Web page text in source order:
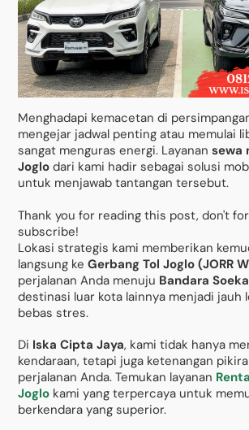
Menghadapi kemacetan di
mengejar jadwal penting atau memulai
sangat menguras energi. Layanansewa
Joglo dari kami hadir sebagai solusi
untuk menjawab tantangan tersebut.
Thank you for reading this post, don't
subscribe!
Lokasi strategis kami memberikan
langsung keGerbang Tol Joglo (JORR
perjalanan Anda menuju Bandara
destinasi luar kota lainnya menjadi jauh
bebas stres.
Di Iska Cipta Jaya, kami tidak hanya
kendaraan, tetapi juga ketenangan
perjalanan Anda. Temukan layanan
Joglo kami yang terpercaya untuk
berkendara yang superior.